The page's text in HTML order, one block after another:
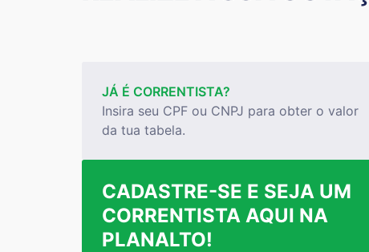
JÁ É CORRENTISTA?
Insira seu CPF ou CNPJ para obter o valor
da tua tabela.
CADASTRE-SE E SEJA UM
CORRENTISTA AQUI NA
PLANALTO!